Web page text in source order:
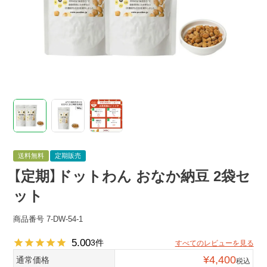
送料無料 定期販売
【定期】ドットわん おなか納豆 2袋セ
ット
商品番号 7-DW-54-1
5.003 すべてのレビューを見る
通常価格 ¥4,400税込